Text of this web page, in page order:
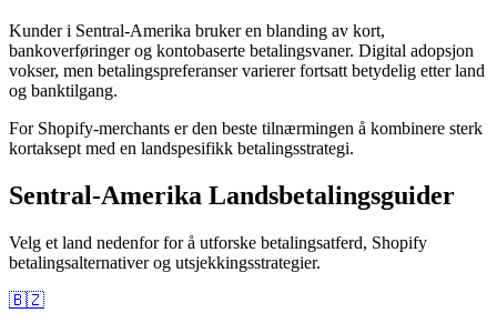
Kunder i Sentral-Amerika bruker en blanding av kort,
bankoverføringer og kontobaserte betalingsvaner. Digital adopsjon
vokser, men betalingspreferanser varierer fortsatt betydelig etter land
og banktilgang.
For Shopify-merchants er den beste tilnærmingen å kombinere sterk
kortaksept med en landspesifikk betalingsstrategi.
Sentral-Amerika Landsbetalingsguider
Velg et land nedenfor for å utforske betalingsatferd, Shopify
betalingsalternativer og utsjekkingsstrategier.
🇧🇿